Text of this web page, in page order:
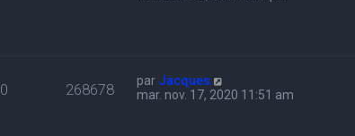
0 268678 par Jacques
mar. nov. 17, 2020 11:51 am